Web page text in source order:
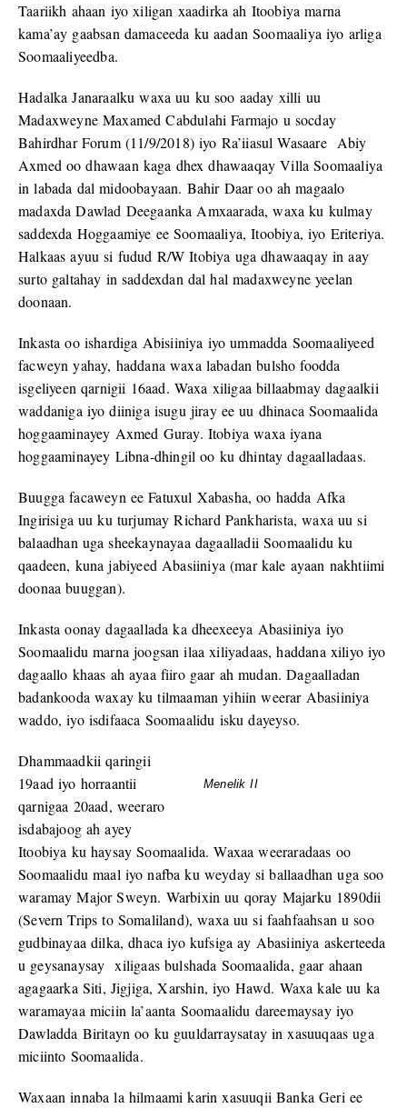
Taariikh ahaan iyo xiligan xaadirka ah Itoobiya marna
kama’ay gaabsan damaceeda ku aadan Soomaaliya iyo arliga
Soomaaliyeedba.
Hadalka Janaraalku waxa uu ku soo aaday xilli uu
Madaxweyne Maxamed Cabdulahi Farmajo u socday
Bahirdhar Forum (11/9/2018) iyo Ra’iiasul Wasaare Abiy
Axmed oo dhawaan kaga dhex dhawaaqay Villa Soomaaliya
in labada dal midoobayaan. Bahir Daar oo ah magaalo
madaxda Dawlad Deegaanka Amxaarada, waxa ku kulmay
saddexda Hoggaamiye ee Soomaaliya, Itoobiya, iyo Eriteriya.
Halkaas ayuu si fudud R/W Itobiya uga dhawaaqay in aay
surto galtahay in saddexdan dal hal madaxweyne yeelan
doonaan.
Inkasta oo ishardiga Abisiiniya iyo ummadda Soomaaliyeed
facweyn yahay, haddana waxa labadan bulsho foodda
isgeliyeen qarnigii 16aad. Waxa xiligaa billaabmay dagaalkii
waddaniga iyo diiniga isugu jiray ee uu dhinaca Soomaalida
hoggaaminayey Axmed Guray. Itobiya waxa iyana
hoggaaminayey Libna-dhingil oo ku dhintay dagaalladaas.
Buugga facaweyn ee Fatuxul Xabasha, oo hadda Afka
Ingirisiga uu ku turjumay Richard Pankharista, waxa uu si
balaadhan uga sheekaynayaa dagaalladii Soomaalidu ku
qaadeen, kuna jabiyeed Abasiiniya (mar kale ayaan nakhtiimi
doonaa buuggan).
Inkasta oonay dagaallada ka dheexeeya Abasiiniya iyo
Soomaalidu marna joogsan ilaa xiliyadaas, haddana xiliyo iyo
dagaallo khaas ah ayaa fiiro gaar ah mudan. Dagaalladan
badankooda waxay ku tilmaaman yihiin weerar Abasiiniya
waddo, iyo isdifaaca Soomaalidu isku dayeyso.
Menelik II
Dhammaadkii qaringii
19aad iyo horraantii
qarnigaa 20aad, weeraro
isdabajoog ah ayey
Itoobiya ku haysay Soomaalida. Waxaa weeraradaas oo
Soomaalidu maal iyo nafba ku weyday si ballaadhan uga soo
waramay Major Sweyn. Warbixin uu qoray Majarku 1890dii
(Severn Trips to Somaliland), waxa uu si faahfaahsan u soo
gudbinayaa dilka, dhaca iyo kufsiga ay Abasiiniya askerteeda
u geysanaysay xiligaas bulshada Soomaalida, gaar ahaan
agagaarka Siti, Jigjiga, Xarshin, iyo Hawd. Waxa kale uu ka
waramayaa miciin la’aanta Soomaalidu dareemaysay iyo
Dawladda Biritayn oo ku guuldarraysatay in xasuuqaas uga
miciinto Soomaalida.
Waxaan innaba la hilmaami karin xasuuqii Banka Geri ee